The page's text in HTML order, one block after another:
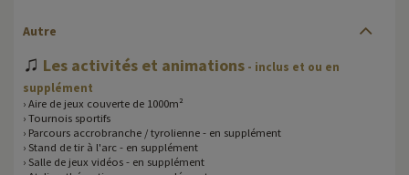
Autre
♫ Les activités et animations - inclus et ou en
supplément
› Aire de jeux couverte de 1000m²
› Tournois sportifs
› Parcours accrobranche / tyrolienne - en supplément
› Stand de tir à l'arc - en supplément
› Salle de jeux vidéos - en supplément